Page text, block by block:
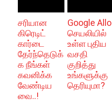
சரியான
கிரெடிட்
கார்டை
தேர்ந்தெடுக்
க நீங்கள்
கவனிக்க
வேண்டிய
வை..!
Google Allo
செயலியில்
உள்ள புதிய
வசதி
குறித்து
உங்களுக்கு
தெரியுமா?